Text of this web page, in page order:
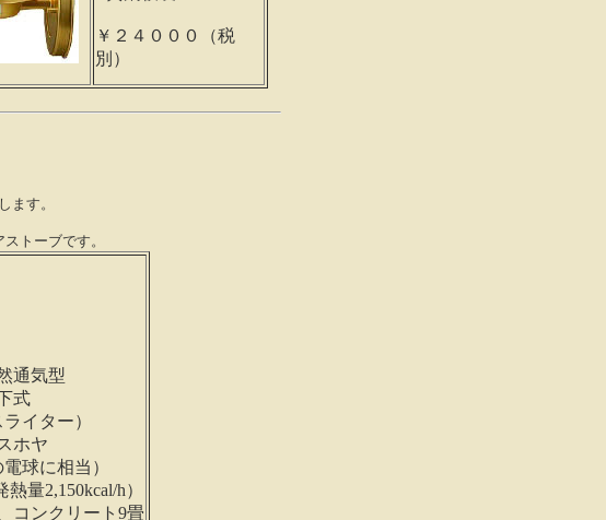
￥２４０００（税
別）
ます。
トーブです。
通気型
式
イター）
ホヤ
球に相当）
量2,150kcal/h）
コンクリート9畳